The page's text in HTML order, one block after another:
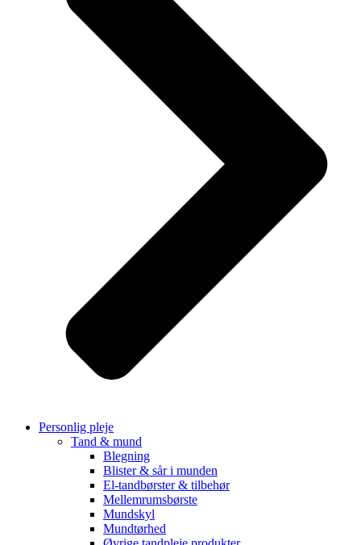
Personlig pleje
Tand & mund
Blegning
Blister & sår i munden
El-tandbørster & tilbehør
Mellemrumsbørste
Mundskyl
Mundtørhed